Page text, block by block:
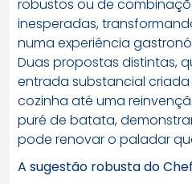
robustos ou de
inesperadas,
numa experiência
Duas propostas distintas,
entrada substancial
cozinha até uma
puré de batata,
pode renovar o paladar
A sugestão robusta do